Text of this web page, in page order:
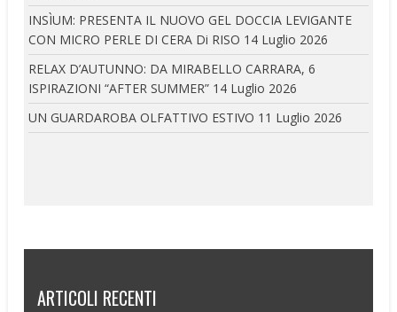
INSÌUM: PRESENTA IL NUOVO GEL DOCCIA LEVIGANTE
CON MICRO PERLE DI CERA Di RISO 14 Luglio 2026
RELAX D’AUTUNNO: DA MIRABELLO CARRARA, 6
ISPIRAZIONI “AFTER SUMMER” 14 Luglio 2026
UN GUARDAROBA OLFATTIVO ESTIVO 11 Luglio 2026
ARTICOLI RECENTI